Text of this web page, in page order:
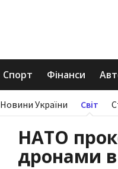
Спорт Фінанси
Новини України Світ
НАТО
дронами в